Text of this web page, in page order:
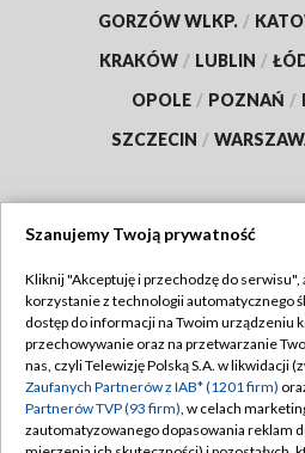
GORZÓW WLKP. /
KRAKÓW / LUBLIN /
OPOLE / POZNAŃ /
SZCZECIN /
TVP
Abonament TVP
Emisja w TVP
Centrum informacji TVP
Regulamin
Polityka
Moje
Szanujemy Twoją prywatność
Kliknij "Akceptuję i przechodzę do serwisu",
korzystanie z technologii automatycznego
dostęp do informacji na Twoim urządzeniu
przechowywanie oraz na przetwarzanie
nas, czyli Telewizję Polską S.A. w likwidacji
Zaufanych Partnerów z IAB* (1201 firm)
Partnerów TVP (93 firm), w celach
zautomatyzowanego dopasowania reklam